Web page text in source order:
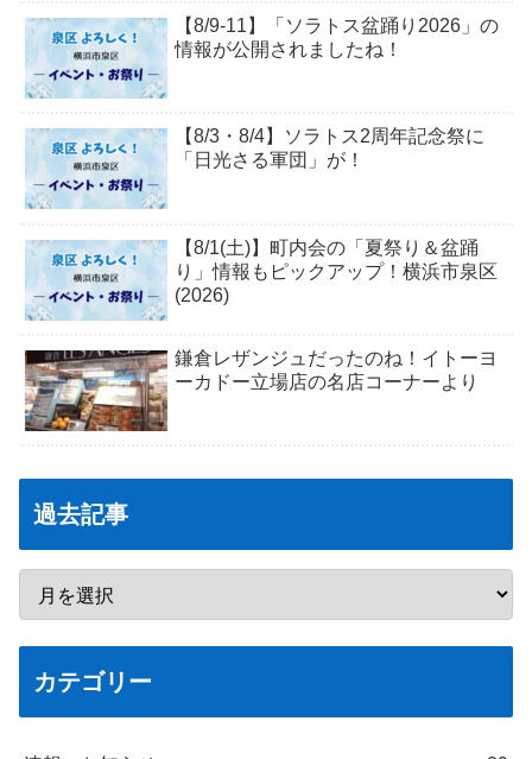
【8/9-11】「ソラトス盆踊り2026」の
情報が公開されましたね！
【8/3・8/4】ソラトス2周年記念祭に
「日光さる軍団」が！
【8/1(土)】町内会の「夏祭り＆盆踊
り」情報もピックアップ！横浜市泉区
(2026)
鎌倉レザンジュだったのね！イトーヨ
ーカドー立場店の名店コーナーより
過去記事
カテゴリー